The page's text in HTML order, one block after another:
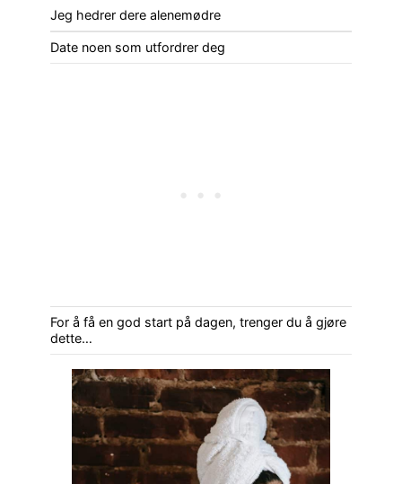
Jeg hedrer dere alenemødre
Date noen som utfordrer deg
For å få en god start på dagen, trenger du å gjøre
dette…